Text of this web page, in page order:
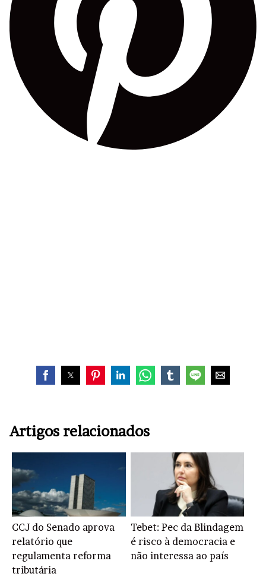
Artigos relacionados
CCJ do Senado aprova
relatório que
regulamenta reforma
tributária
Tebet: Pec da Blindagem
é risco à democracia e
não interessa ao país